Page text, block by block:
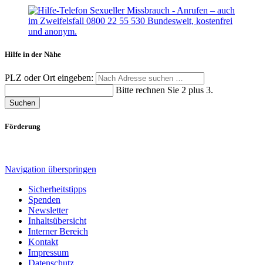
Hilfe in der Nähe
PLZ oder Ort eingeben:
Bitte rechnen Sie 2 plus 3.
Suchen
Förderung
Navigation überspringen
Sicherheitstipps
Spenden
Newsletter
Inhaltsübersicht
Interner Bereich
Kontakt
Impressum